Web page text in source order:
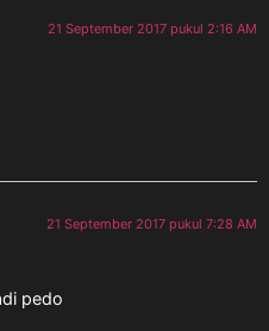
21 September 2017 pukul 2:16 AM
21 September 2017 pukul 7:28 AM
pedo